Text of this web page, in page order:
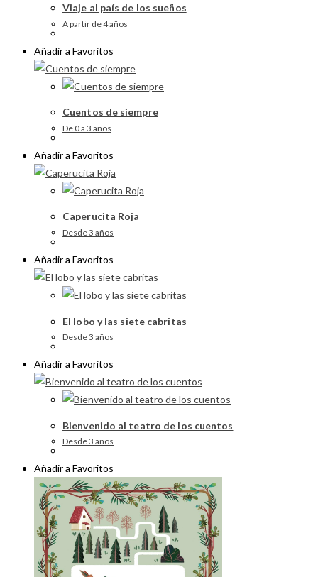
Viaje al país de los sueños
A partir de 4 años
Añadir a Favoritos
Cuentos de siempre
De 0 a 3 años
Añadir a Favoritos
Caperucita Roja
Desde 3 años
Añadir a Favoritos
El lobo y las siete cabritas
Desde 3 años
Añadir a Favoritos
Bienvenido al teatro de los cuentos
Desde 3 años
Añadir a Favoritos